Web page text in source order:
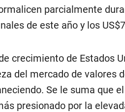
parcialmente
de este año y los
crecimiento de Estados
del mercado de valores
Se le suma que
presionado por la